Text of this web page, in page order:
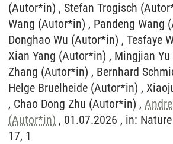
(Autor*in) , Stefan Trogisch
Wang (Autor*in) , Pandeng Wang
Donghao Wu (Autor*in) , Tesfaye
Xian Yang (Autor*in) , Mingjian
Zhang (Autor*in) , Bernhard
Helge Bruelheide (Autor*in) ,
, Chao Dong Zhu (Autor*in) ,
(Autor*in) , 01.07.2026 , in:
17, 1